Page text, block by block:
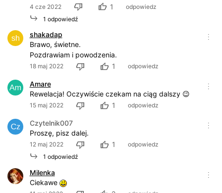
4 cze 2022 1
odpowiedz
1 odpowiedź
shakadap
Brawo, świetne.
Pozdrawiam i powodzenia.
18 maj 2022 1 odpowiedz
Amare
Rewelacja! Oczywiście czekam na ciąg dalszy 😉
15 maj 2022 1 odpowiedz
Czytelnik007
Proszę, pisz dalej.
12 maj 2022 1
odpowiedz
1 odpowiedź
Milenka
Ciekawe